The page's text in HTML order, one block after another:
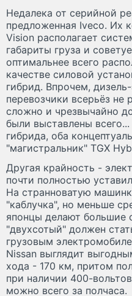
Недалека от серийной
предложенная Iveco. Их
Vision располагает
габариты груза и
оптимальнее всего
качестве силовой
гибрид. Впрочем,
перевозчики всерьёз
сложно и чрезвычайно
были выставлены
гибрида, оба
"магистральник" TGX
Другая крайность -
почти полностью
На странноватую
"каблучка", но меньше
японцы делают большие
"двухсотый" должен
грузовым
Nissan выглядит
хода - 170 км, притом
при наличии 400-
можно всего за полчаса.